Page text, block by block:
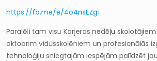
https://fb.me/e/4o4nsEZgi
Paralēli tam visu Karjeras nedēļu
oktobrim vidusskolēniem un profesionālās
tehnoloģiju sniegtajām iespējām palīdzēt